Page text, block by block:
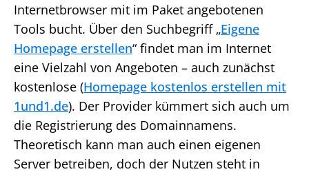
Internetbrowser mit im Paket angebotenen
Tools bucht. Über den Suchbegriff „Eigene
Homepage erstellen“ findet man im Internet
eine Vielzahl von Angeboten – auch zunächst
kostenlose (Homepage kostenlos erstellen mit
1und1.de). Der Provider kümmert sich auch um
die Registrierung des Domainnamens.
Theoretisch kann man auch einen eigenen
Server betreiben, doch der Nutzen steht in